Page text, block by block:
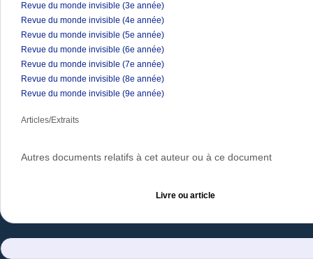
Revue du monde invisible (3e année)
Revue du monde invisible (4e année)
Revue du monde invisible (5e année)
Revue du monde invisible (6e année)
Revue du monde invisible (7e année)
Revue du monde invisible (8e année)
Revue du monde invisible (9e année)
Articles/Extraits
Autres documents relatifs à cet auteur ou à ce document
Livre ou article